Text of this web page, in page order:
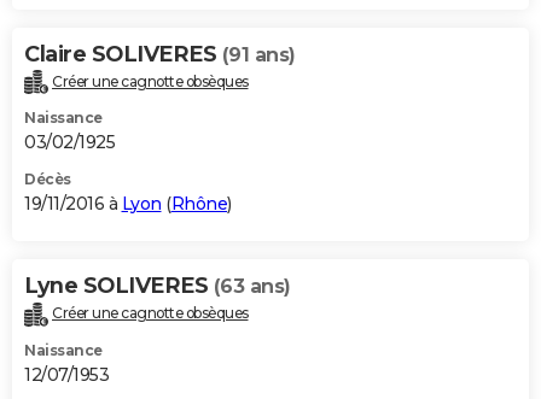
Claire SOLIVERES (91 ans)
Créer une cagnotte obsèques
Naissance
03/02/1925
Décès
19/11/2016 à Lyon (Rhône)
Lyne SOLIVERES (63 ans)
Créer une cagnotte obsèques
Naissance
12/07/1953